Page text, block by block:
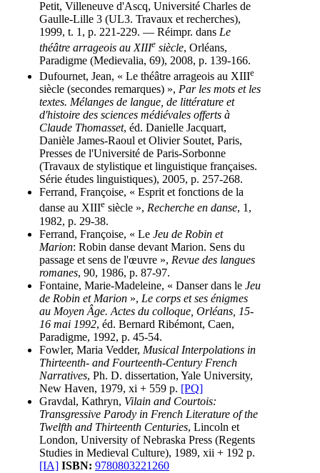
Petit, Villeneuve d'Ascq, Université Charles de
Gaulle-Lille 3 (UL3. Travaux et recherches),
1999, t. 1, p. 221-229. — Réimpr. dans Le
théâtre arrageois au XIIIe siècle, Orléans,
Paradigme (Medievalia, 69), 2008, p. 139-166.
Dufournet, Jean, « Le théâtre arrageois au XIIIe
siècle (secondes remarques) », Par les mots et les
textes. Mélanges de langue, de littérature et
d'histoire des sciences médiévales offerts à
Claude Thomasset, éd. Danielle Jacquart,
Danièle James-Raoul et Olivier Soutet, Paris,
Presses de l'Université de Paris-Sorbonne
(Travaux de stylistique et linguistique françaises.
Série études linguistiques), 2005, p. 257-268.
Ferrand, Françoise, « Esprit et fonctions de la
danse au XIIIe siècle », Recherche en danse, 1,
1982, p. 29-38.
Ferrand, Françoise, « Le Jeu de Robin et
Marion: Robin danse devant Marion. Sens du
passage et sens de l'œuvre », Revue des langues
romanes, 90, 1986, p. 87-97.
Fontaine, Marie-Madeleine, « Danser dans le Jeu
de Robin et Marion », Le corps et ses énigmes
au Moyen Âge. Actes du colloque, Orléans, 15-
16 mai 1992, éd. Bernard Ribémont, Caen,
Paradigme, 1992, p. 45-54.
Fowler, Maria Vedder, Musical Interpolations in
Thirteenth- and Fourteenth-Century French
Narratives, Ph. D. dissertation, Yale University,
New Haven, 1979, xi + 559 p. [PQ]
Gravdal, Kathryn, Vilain and Courtois:
Transgressive Parody in French Literature of the
Twelfth and Thirteenth Centuries, Lincoln et
London, University of Nebraska Press (Regents
Studies in Medieval Culture), 1989, xii + 192 p.
[IA] ISBN: 9780803221260